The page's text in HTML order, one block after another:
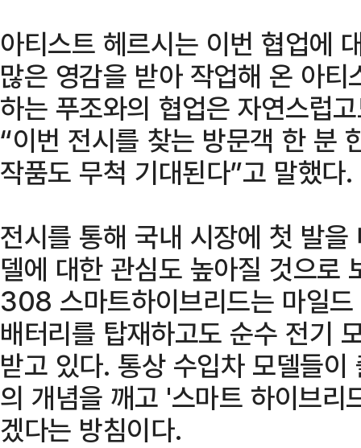
아티스트 헤르시는 이번 협업에
많은 영감을 받아 작업해 온 아
하는 푸조와의 협업은 자연스럽
“이번 전시를 찾는 방문객 한 분
작품도 무척 기대된다”고 말했다.
전시를 통해 국내 시장에 첫 발
델에 대한 관심도 높아질 것으로
308 스마트하이브리드는 마일
배터리를 탑재하고도 순수 전기
받고 있다. 통상 수입차 모델들
의 개념을 깨고 '스마트 하이브리
겠다는 방침이다.